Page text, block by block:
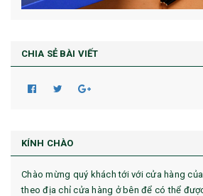
CHIA SẺ BÀI VIẾT
KÍNH CHÀO
Chào mừng quý khách tới với cửa hàng
theo địa chỉ cửa hàng ở bên để có thể